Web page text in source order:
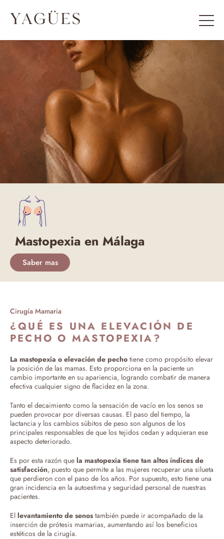
Mastopexia en Málaga
Saber mas
Cirugía Mamaria
¿QUÉ ES UNA ELEVACIÓN DE
PECHO O MASTOPEXIA?
La mastopexia o elevación de pecho tiene como propósito elevar
la posición de las mamas. Esto proporciona en la paciente un
cambio importante en su apariencia, logrando combatir de manera
efectiva cualquier signo de flacidez en la zona.
Tanto el decaimiento como la sensación de vacío en los senos se
pueden provocar por diversas causas. El paso del tiempo, la
lactancia y los cambios súbitos de peso son algunos de los
principales responsables de que los tejidos cedan y adquieran ese
aspecto deteriorado.
Es por esta razón que la mastopexia tiene tan altos índices de
satisfacción, puesto que permite a las mujeres recuperar una silueta
que perdieron con el paso de los años. Por supuesto, esto tiene una
gran incidencia en la autoestima y seguridad personal de nuestras
pacientes.
El levantamiento de senos también puede ir acompañado de la
inserción de prótesis mamarias, aumentando así los beneficios
estéticos de la cirugía.